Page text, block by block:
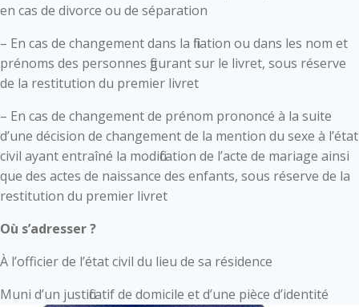
en cas de divorce ou de séparation
– En cas de changement dans la filiation ou dans les nom et
prénoms des personnes figurant sur le livret, sous réserve
de la restitution du premier livret
– En cas de changement de prénom prononcé à la suite
d’une décision de changement de la mention du sexe à l’état
civil ayant entraîné la modification de l’acte de mariage ainsi
que des actes de naissance des enfants, sous réserve de la
restitution du premier livret
Où s’adresser ?
À l’officier de l’état civil du lieu de sa résidence
Muni d’un justificatif de domicile et d’une pièce d’identité